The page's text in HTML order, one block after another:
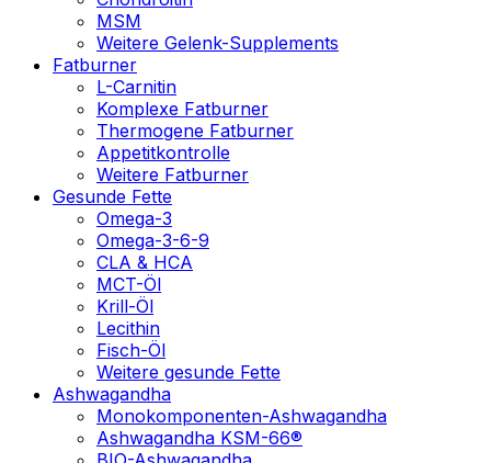
MSM
Weitere Gelenk-Supplements
Fatburner
L-Carnitin
Komplexe Fatburner
Thermogene Fatburner
Appetitkontrolle
Weitere Fatburner
Gesunde Fette
Omega-3
Omega-3-6-9
CLA & HCA
MCT-Öl
Krill-Öl
Lecithin
Fisch-Öl
Weitere gesunde Fette
Ashwagandha
Monokomponenten-Ashwagandha
Ashwagandha KSM-66®